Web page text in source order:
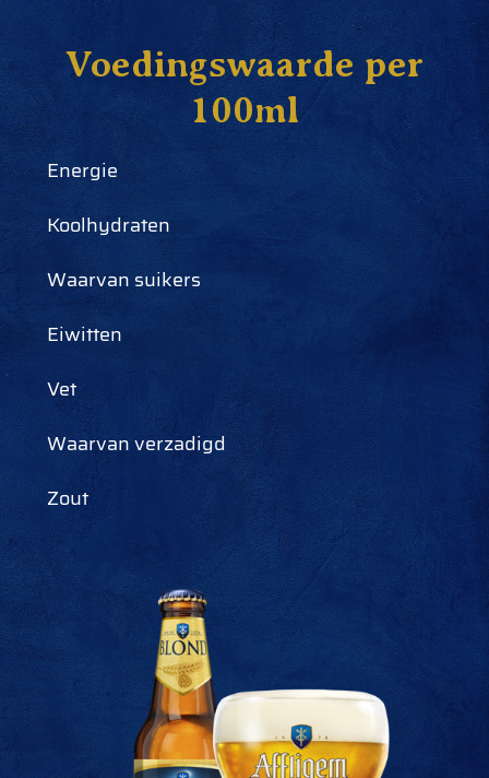
Voedingswaarde per
100ml
Energie
Koolhydraten
Waarvan suikers
Eiwitten
Vet
Waarvan verzadigd
Zout